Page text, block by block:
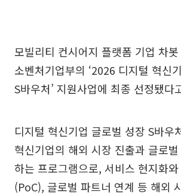
모빌리티 컨시어지 플랫폼 기업 차
소벤처기업부의 ‘2026 디지털 혁신
S바우처’ 지원사업에 최종 선정됐다
디지털 혁신기업 글로벌 성장 S바우
혁신기업의 해외 시장 진출과 글로
하는 프로그램으로, 서비스 현지화
(PoC), 글로벌 파트너 연계 등 해외